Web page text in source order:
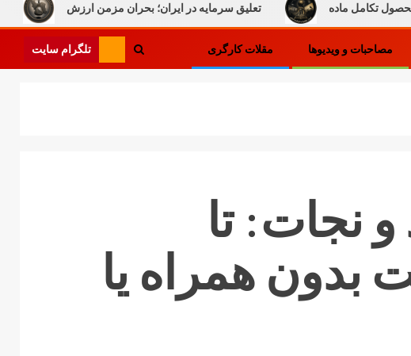
کار در تعلیق سرمایه در ایران؛ بحران مزمن ارزش
مصاحبات و ویدیوها مقلات کارگری تلگرام سایت
نجات: تا
بدون همراه یا